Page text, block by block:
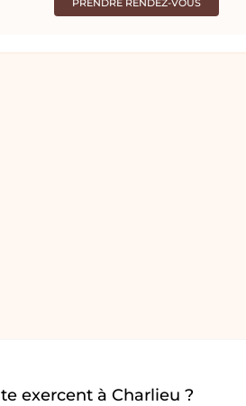
PRENDRE RENDEZ-VOUS
exercent à Charlieu ?